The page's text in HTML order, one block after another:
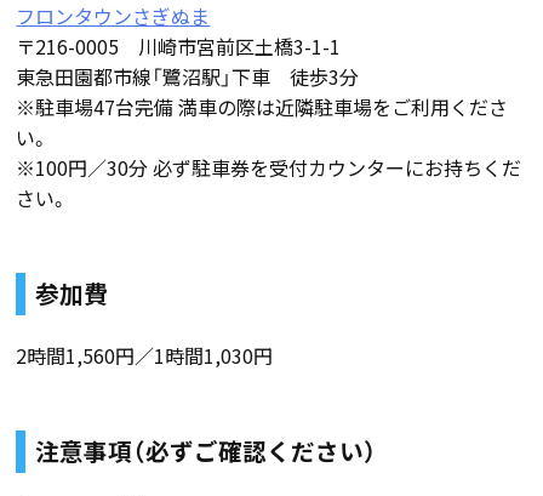
フロンタウンさぎぬま
〒216-0005 川崎市宮前区土橋3-1-1
東急田園都市線「鷺沼駅」下車 徒歩3分
※駐車場47台完備 満車の際は近隣駐車場をご利用くださ
い。
※100円／30分 必ず駐車券を受付カウンターにお持ちくだ
さい。
参加費
2時間1,560円／1時間1,030円
注意事項（必ずご確認ください）